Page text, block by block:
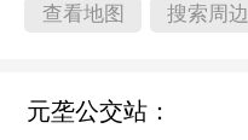
查看地图 搜索周边
元垄公交站：